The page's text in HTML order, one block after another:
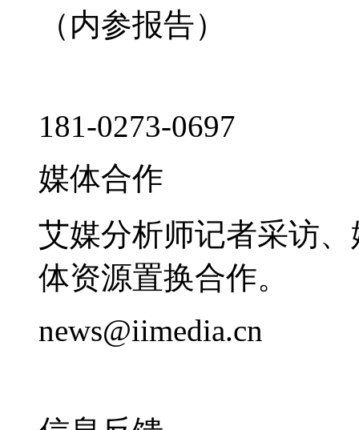
（内参报告）
181-0273-0697
媒体合作
艾媒分析师记者采访
体资源置换合作。
news@iimedia.cn